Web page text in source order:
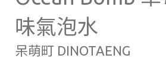
味氣泡水
呆萌町 DINOTAENG